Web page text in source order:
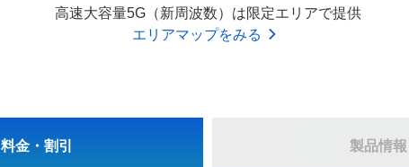
高速大容量5G（新周波数）は限定エリアで提供
エリアマップをみる
料金・割引 製品情報